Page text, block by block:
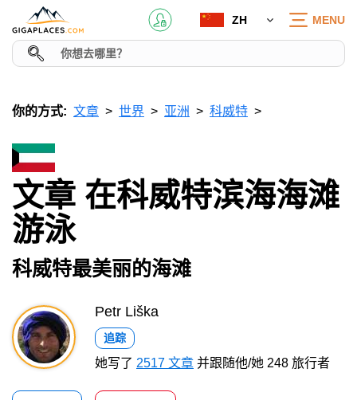
ZH MENU
你的方式: 文章 世界 亚洲 科威特
文章 在科威特滨海海滩
游泳
科威特最美丽的海滩
Petr Liška
追踪
她写了 2517 文章 并跟随他/她 248 旅行者